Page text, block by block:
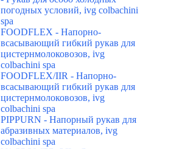
погодных условий, ivg colbachini
spa
FOODFLEX - Напорно-
всасывающий гибкий рукав для
цистернмолоковозов, ivg
colbachini spa
FOODFLEX/IIR - Напорно-
всасывающий гибкий рукав для
цистернмолоковозов, ivg
colbachini spa
PIPPURN - Напорный рукав для
абразивных материалов, ivg
colbachini spa